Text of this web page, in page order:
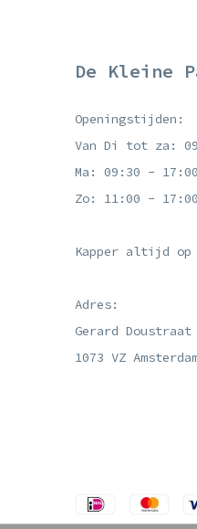
De Kleine
Openingstijden:
Van Di tot za:
Ma: 09:30 -
Zo: 11:00 -
Kapper altijd op
Adres:
Gerard Doustraat
1073 VZ